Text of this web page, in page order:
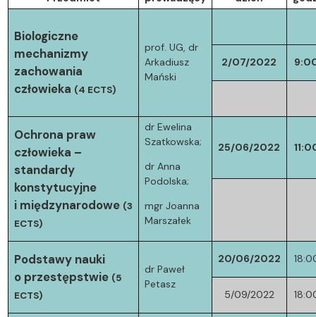
Biologiczne
mechanizmy
zachowania
człowieka (4 ECTS)
prof. UG, dr
Arkadiusz
Mański
2/07/2022
Ochrona praw
człowieka –
standardy
konstytucyjne
i międzynarodowe (3
ECTS)
dr Ewelina
Szatkowska;
dr Anna
Podolska;
mgr Joanna
Marszałek
25/06/2022
Podstawy nauki
o przestępstwie (5
ECTS)
dr Paweł
Petasz
20/06/2022
5/09/2022